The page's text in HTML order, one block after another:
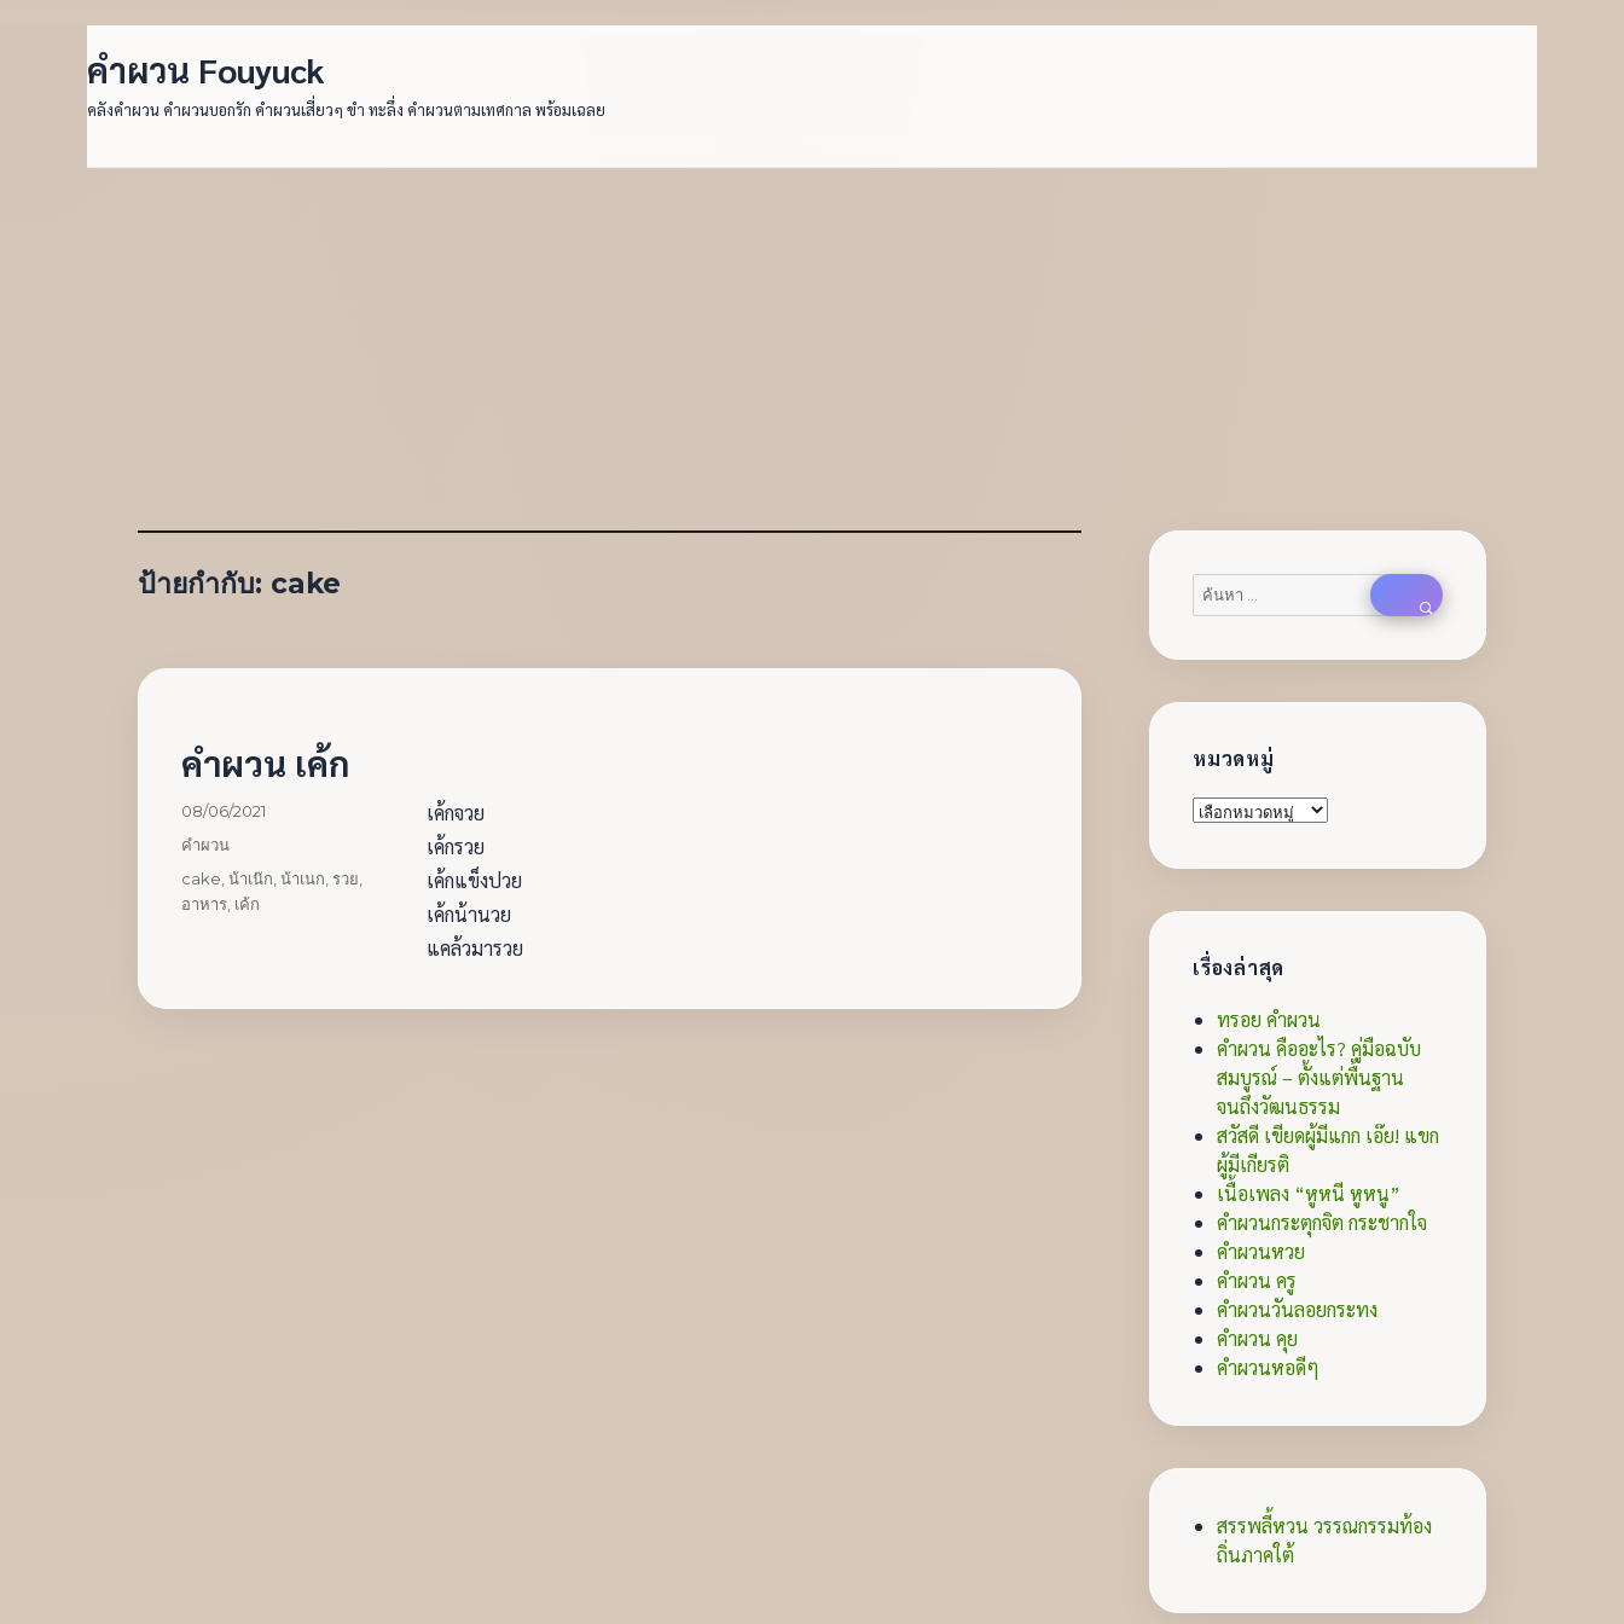
คำผวน Fouyuck
คลังคำผวน คำผวนบอกรัก คำผวนเสี่ยวๆ ขำ ทะลึ่ง คำผวนตามเทศกาล พร้อมเฉลย
ป้ายกำกับ: cake
คำผวน เค้ก
เค้กจวย
เค้กรวย
เค้กแข็งปวย
เค้กน้านวย
แคล้วมารวย
เขียน
เมื่อ
08/06/2021
หมวด
คำผวน
ป้าย
กำกับ
cake น้าเน๊ก น้าเนก รวย
อาหาร เค้ก
ค้นหา:
หมวดหมู่
หมวด
เรื่องล่าสุด
ทรอย คำผวน
คำผวน คืออะไร? คู่มือฉบับ
สมบูรณ์ – ตั้งแต่พื้นฐาน
จนถึงวัฒนธรรม
สวัสดี เขียดผู้มีแกก เอ๊ย! แขก
ผู้มีเกียรติ
เนื้อเพลง “หูหนี หูหนู”
คำผวนกระตุกจิต กระชากใจ
คำผวนหวย
คำผวน ครู
คำผวนวันลอยกระทง
คำผวน คุย
คำผวนหอดีๆ
สรรพลี้หวน วรรณกรรมท้อง
ถิ่นภาคใต้